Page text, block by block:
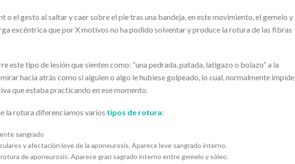
o el gesto al saltar y caer sobre el pie tras una bandeja, en este movimiento, el gemelo y
excéntrica que por X motivos no ha podido solventar y produce la rotura de las fibras
este tipo de lesión que sienten como: “una pedrada, patada, latigazo o bolazo” a la
hacia atrás como si alguien o algo le hubiese golpeado, lo cual, normalmente impide
que estaba practicando en ese momento.
la rotura diferenciamos varios tipos de rotura:
sangrado
y afectación leve de la aponeurosis. Aparece leve sangrado interno.
de aponeurosis. Aparece gran sagrado interno entre gemelo y sóleo.